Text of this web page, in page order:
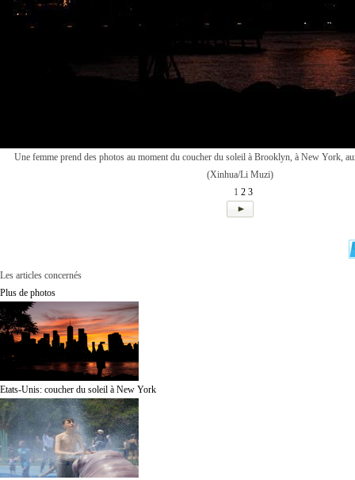
Une femme prend des photos au moment du coucher du soleil à Brooklyn, à New York,
(Xinhua/Li Muzi)
1 2 3
Les articles concernés
Plus de photos
Etats-Unis: coucher du soleil à New York